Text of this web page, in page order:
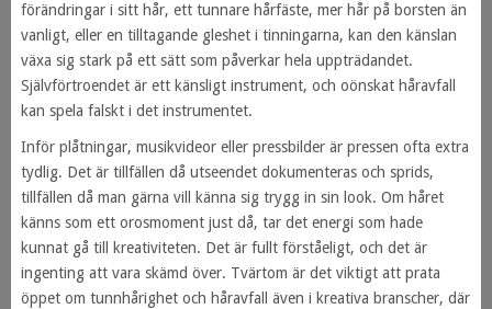
förändringar i sitt hår, ett tunnare hårfäste, mer hår på borsten än
vanligt, eller en tilltagande gleshet i tinningarna, kan den känslan
växa sig stark på ett sätt som påverkar hela uppträdandet.
Självförtroendet är ett känsligt instrument, och oönskat håravfall
kan spela falskt i det instrumentet.
Inför plåtningar, musikvideor eller pressbilder är pressen ofta extra
tydlig. Det är tillfällen då utseendet dokumenteras och sprids,
tillfällen då man gärna vill känna sig trygg in sin look. Om håret
känns som ett orosmoment just då, tar det energi som hade
kunnat gå till kreativiteten. Det är fullt förståeligt, och det är
ingenting att vara skämd över. Tvärtom är det viktigt att prata
öppet om tunnhårighet och håravfall även i kreativa branscher, där